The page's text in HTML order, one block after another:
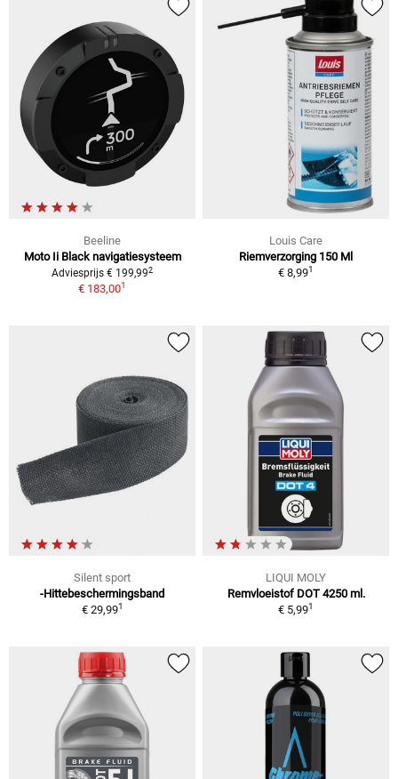
Beeline
Moto Ii Black navigatiesysteem
Adviesprijs € 199,992
€ 183,001
Louis Care
Riemverzorging 150 Ml
€ 8,991
Silent sport
-Hittebeschermingsband
€ 29,991
LIQUI MOLY
Remvloeistof DOT 4250 ml.
€ 5,991